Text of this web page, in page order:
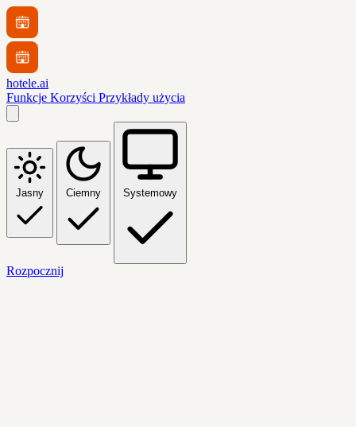
hotele.ai
Funkcje Korzyści Przykłady użycia
Jasny Ciemny Systemowy
Rozpocznij